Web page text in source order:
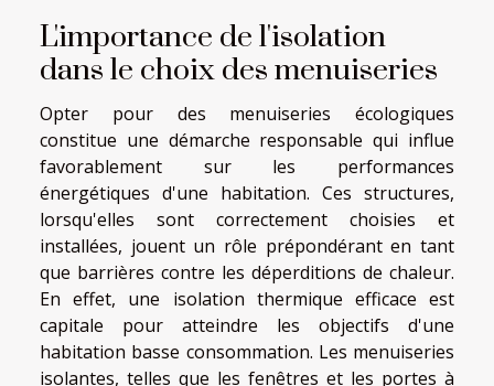
L'importance de l'isolation
dans le choix des menuiseries
Opter pour des menuiseries écologiques
constitue une démarche responsable qui influe
favorablement sur les performances
énergétiques d'une habitation. Ces structures,
lorsqu'elles sont correctement choisies et
installées, jouent un rôle prépondérant en tant
que barrières contre les déperditions de chaleur.
En effet, une isolation thermique efficace est
capitale pour atteindre les objectifs d'une
habitation basse consommation. Les menuiseries
isolantes, telles que les fenêtres et les portes à